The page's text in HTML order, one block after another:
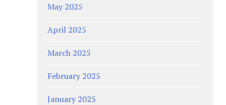
May 2025
April 2025
March 2025
February 2025
January 2025